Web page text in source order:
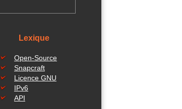
Lexique
Open-Source
Snapcraft
Licence GNU
IPv6
API